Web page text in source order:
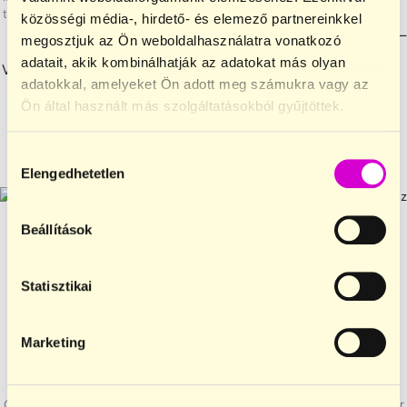
közösségi média-, hirdető- és elemező partnereinkkel
megosztjuk az Ön weboldalhasználatra vonatkozó
adatait, akik kombinálhatják az adatokat más olyan
adatokkal, amelyeket Ön adott meg számukra vagy az
Ön által használt más szolgáltatásokból gyűjtöttek.
kiválasztása
Elengedhetetlen
Beállítások
Statisztikai
Marketing
termékek,Rostforrás és rostban
gazdag
Mokyen by Majomkenyér –
Vegán-kókuszos keksz – 50g
850Ft
Mokyen by Majomkenyér –
Vegán-mogyoróvajas keksz –
50g
850
KOSÁRBA TESZEM
Gluténmentes kekszek
Gluténmentes vegán kekszek
laktózmentes kekszek,
Gyerekeknek
Funkcionális kekszek,
Gluténmentes kekszek
,
Gluténmentes vegán kekszek
laktózmentes kekszek,
Hozzáadott cukor